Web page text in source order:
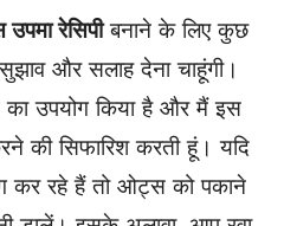
रेसिपीबनाने के लिए कुछ
और सलाह देना चाहूंगी।
उपयोग किया है और मैं इस
की सिफारिश करती हूं। यदि
रहे हैं तो ओट्स को पकाने